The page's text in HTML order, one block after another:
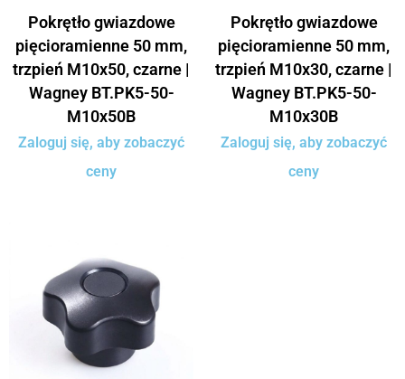
Pokrętło gwiazdowe
pięcioramienne 50 mm,
trzpień M10x50, czarne |
Wagney BT.PK5-50-
M10x50B
Zaloguj się, aby zobaczyć
ceny
Pokrętło gwiazdowe
pięcioramienne 50 mm,
trzpień M10x30, czarne |
Wagney BT.PK5-50-
M10x30B
Zaloguj się, aby zobaczyć
ceny